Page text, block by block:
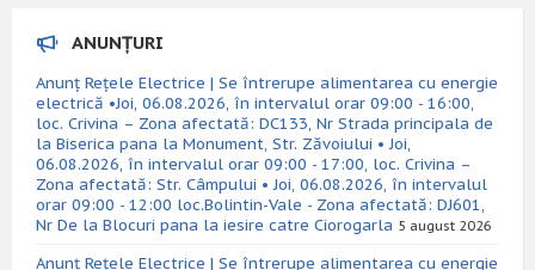
ANUNȚURI
Anunț Rețele Electrice | Se întrerupe alimentarea cu energie
electrică •Joi, 06.08.2026, în intervalul orar 09:00 - 16:00,
loc. Crivina – Zona afectată: DC133, Nr Strada principala de
la Biserica pana la Monument, Str. Zăvoiului • Joi,
06.08.2026, în intervalul orar 09:00 - 17:00, loc. Crivina –
Zona afectată: Str. Câmpului • Joi, 06.08.2026, în intervalul
orar 09:00 - 12:00 loc.Bolintin-Vale - Zona afectată: DJ601,
Nr De la Blocuri pana la iesire catre Ciorogarla 5 august 2026
Anunț Rețele Electrice | Se întrerupe alimentarea cu energie